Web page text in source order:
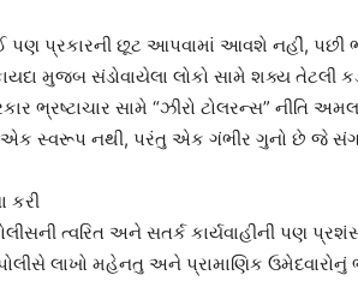
પણ પ્રકારની છૂટ આપવામાં આવશે નહીં, પછી
મુજબ સંડોવાયેલા લોકો સામે શક્ય તેટલી
ભ્રષ્ટાચાર સામે “ઝીરો ટોલરન્સ” નીતિ
એક સ્વરૂપ નથી, પરંતુ એક ગંભીર ગુનો છે જે
કરી
ત્વરિત અને સતર્ક કાર્યવાહીની પણ
પોલીસે લાખો મહેનતુ અને પ્રામાણિક